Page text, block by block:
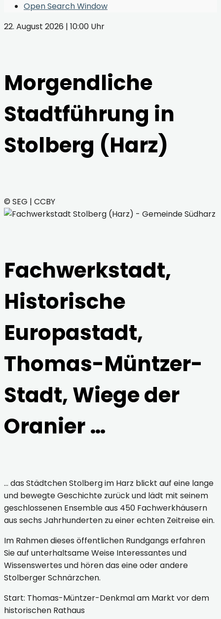
Open Search Window
22. August 2026 | 10:00 Uhr
Morgendliche
Stadtführung in
Stolberg (Harz)
© SEG | CCBY
Fachwerkstadt,
Historische
Europastadt,
Thomas-Müntzer-
Stadt, Wiege der
Oranier …
… das Städtchen Stolberg im Harz blickt auf eine lange
und bewegte Geschichte zurück und lädt mit seinem
geschlossenen Ensemble aus 450 Fachwerkhäusern
aus sechs Jahrhunderten zu einer echten Zeitreise ein.
Im Rahmen dieses öffentlichen Rundgangs erfahren
Sie auf unterhaltsame Weise Interessantes und
Wissenswertes und hören das eine oder andere
Stolberger Schnärzchen.
Start: Thomas-Müntzer-Denkmal am Markt vor dem
historischen Rathaus